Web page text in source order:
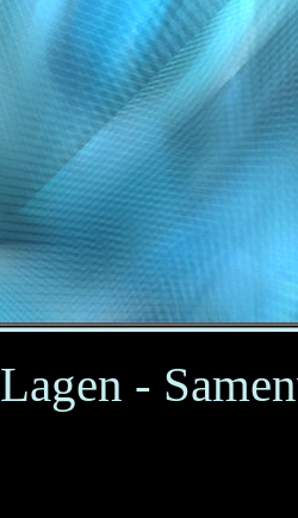
Lagen -